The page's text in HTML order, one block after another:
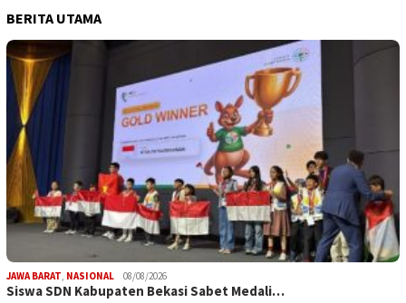
BERITA UTAMA
JAWA BARAT, NASIONAL 08/08/2026
Siswa SDN Kabupaten Bekasi Sabet Medali…